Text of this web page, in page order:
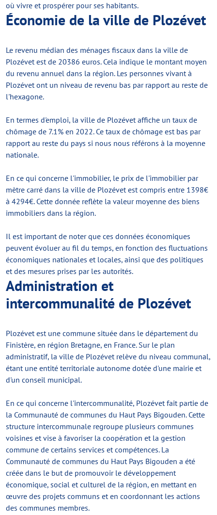
où vivre et prospérer pour ses habitants.
Économie de la ville de Plozévet
Le revenu médian des ménages fiscaux dans la ville de
Plozévet est de 20386 euros. Cela indique le montant moyen
du revenu annuel dans la région. Les personnes vivant à
Plozévet ont un niveau de revenu bas par rapport au reste de
l'hexagone.
En termes d'emploi, la ville de Plozévet affiche un taux de
chômage de 7.1% en 2022. Ce taux de chômage est bas par
rapport au reste du pays si nous nous référons à la moyenne
nationale.
En ce qui concerne l'immobilier, le prix de l'immobilier par
mètre carré dans la ville de Plozévet est compris entre 1398€
à 4294€. Cette donnée reflète la valeur moyenne des biens
immobiliers dans la région.
Il est important de noter que ces données économiques
peuvent évoluer au fil du temps, en fonction des fluctuations
économiques nationales et locales, ainsi que des politiques
et des mesures prises par les autorités.
Administration et
intercommunalité de Plozévet
Plozévet est une commune située dans le département du
Finistère, en région Bretagne, en France. Sur le plan
administratif, la ville de Plozévet relève du niveau communal,
étant une entité territoriale autonome dotée d'une mairie et
d'un conseil municipal.
En ce qui concerne l'intercommunalité, Plozévet fait partie de
la Communauté de communes du Haut Pays Bigouden. Cette
structure intercommunale regroupe plusieurs communes
voisines et vise à favoriser la coopération et la gestion
commune de certains services et compétences. La
Communauté de communes du Haut Pays Bigouden a été
créée dans le but de promouvoir le développement
économique, social et culturel de la région, en mettant en
œuvre des projets communs et en coordonnant les actions
des communes membres.